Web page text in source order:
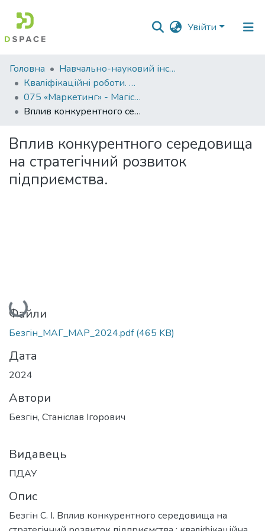
Увійти
Фонди
та
зібрання
Пошук за критеріями
Статистика
Головна
Навчально-науковий інститут економіки, управління, права та інформаційних технологій
Кваліфікаційні роботи. ННІ економіки, управління, права та ІТ
075 «Маркетинг» - Магістри 2024-2025
Вплив конкурентного середовища на стратегічний розвиток підприємства.
Вплив конкурентного середовища
на стратегічний розвиток
підприємства.
Вантажиться...
Файли
Безгін_МАГ_МАР_2024.pdf(465 KB)
Дата
2024
Автори
Безгін, Станіслав Ігорович
Видавець
ПДАУ
Опис
Безгін С. І. Вплив конкурентного середовища на